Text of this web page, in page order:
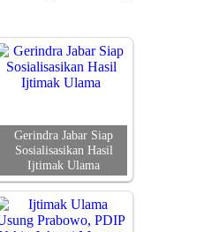
Gerindra Jabar Siap
Sosialisasikan Hasil
Ijtimak Ulama